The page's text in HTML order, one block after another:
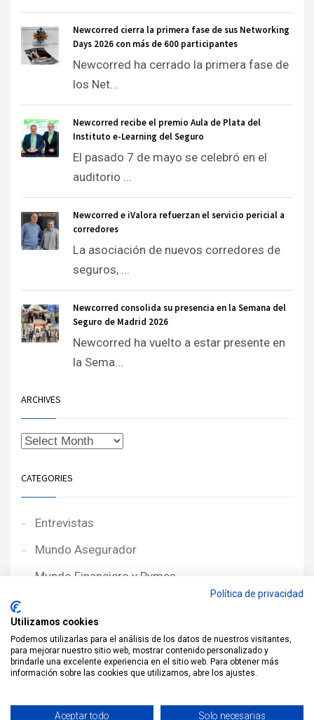
Newcorred cierra la primera fase de sus Networking
Days 2026 con más de 600 participantes
Newcorred ha cerrado la primera fase de
los Net...
Newcorred recibe el premio Aula de Plata del
Instituto e-Learning del Seguro
El pasado 7 de mayo se celebró en el
auditorio ...
Newcorred e iValora refuerzan el servicio pericial a
corredores
La asociación de nuevos corredores de
seguros, ...
Newcorred consolida su presencia en la Semana del
Seguro de Madrid 2026
Newcorred ha vuelto a estar presente en
la Sema...
ARCHIVES
CATEGORIES
Entrevistas
Mundo Asegurador
Mundo Financiero y Pymes
Noticias NewcorRED
Protagonistas
Sin categoría
Política de privacidad
Utilizamos cookies
Podemos utilizarlas para el análisis de los datos de nuestros visitantes,
para mejorar nuestro sitio web, mostrar contenido personalizado y
brindarle una excelente experiencia en el sitio web. Para obtener más
información sobre las cookies que utilizamos, abre los ajustes.
Aceptar todo Solo necesarias